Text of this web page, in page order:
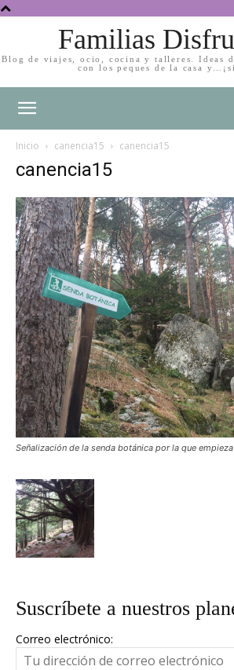
Familias
Blog de viajes, ocio, cocina y talleres. Ideas
con los peques de la casa
Inicio canencia15 canencia15
canencia15
Señalización de la senda botánica por la que
Suscríbete a nuestros
Correo electrónico: